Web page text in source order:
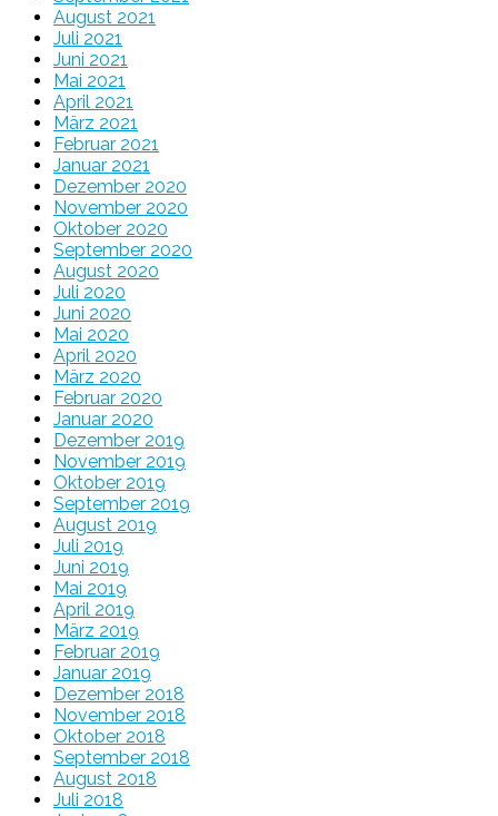
August 2021
Juli 2021
Juni 2021
Mai 2021
April 2021
März 2021
Februar 2021
Januar 2021
Dezember 2020
November 2020
Oktober 2020
September 2020
August 2020
Juli 2020
Juni 2020
Mai 2020
April 2020
März 2020
Februar 2020
Januar 2020
Dezember 2019
November 2019
Oktober 2019
September 2019
August 2019
Juli 2019
Juni 2019
Mai 2019
April 2019
März 2019
Februar 2019
Januar 2019
Dezember 2018
November 2018
Oktober 2018
September 2018
August 2018
Juli 2018